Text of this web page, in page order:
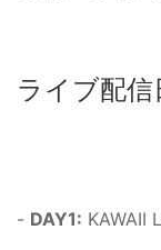
ライブ配信
- DAY1: KAWAII